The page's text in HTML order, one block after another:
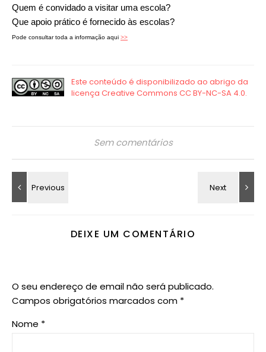
Quem é convidado a visitar uma escola?
Que apoio prático é fornecido às escolas?
Pode consultar toda a informação aqui >>
Sem comentários
DEIXE UM COMENTÁRIO
O seu endereço de email não será publicado.
Campos obrigatórios marcados com *
Nome *